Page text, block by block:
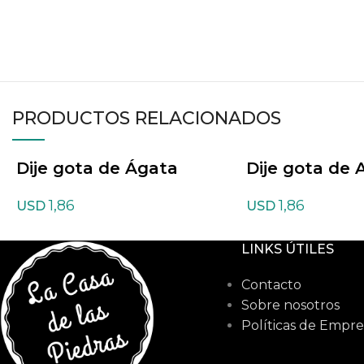
PRODUCTOS RELACIONADOS
Dije gota de Ágata
USD 1,86
Dije gota de
USD 1,86
LINKS ÚTILES
Contacto
Sobre nosotros
Políticas de